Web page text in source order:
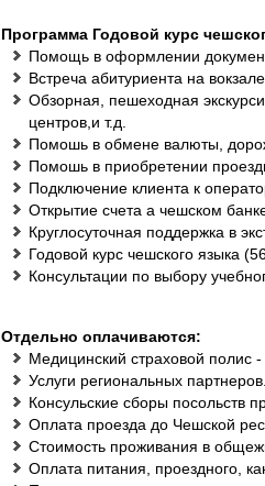
Программа Годовой курс
Помощь в оформлении
Встреча абитуриента на
Обзорная, пешеходная
центров,и т.д.
Помошь в обмене валюты,
Помошь в приобретении
Подключение клиента к
Открытие счета а чешском
Круглосуточная поддержка в
Годовой курс чешского языка
Консультации по выбору
Отдельно оплачиваются:
Медицинский страховой полис
Услуги региональных партнеров.
Консульские сборы посольств
Оплата проезда до Чешской
Стоимость проживания в
Оплата питания, проездного,